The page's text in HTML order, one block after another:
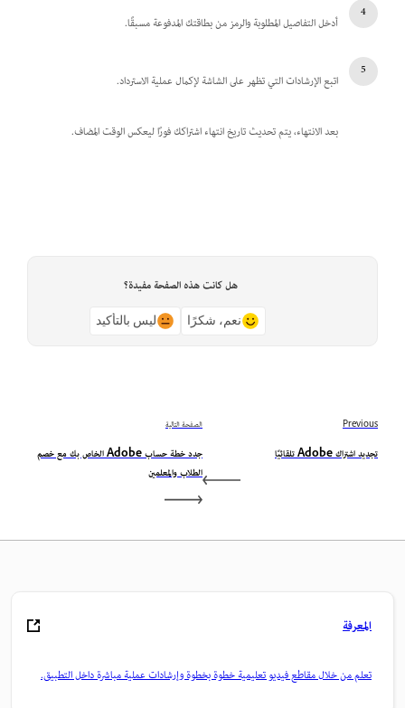
أدخل التفاصيل المطلوبة والرمز من بطاقتك المدفوعة مسبقًا.
اتبع الإرشادات التي تظهر على الشاشة لإكمال عملية الاسترداد.
بعد الانتهاء، يتم تحديث تاريخ انتهاء اشتراكك فورًا ليعكس الوقت المضاف.
هل كانت هذه الصفحة مفيدة؟
نعم، شكرًا ليس بالتأكيد
Previous
تجديد اشتراك Adobe تلقائيًا
الصفحة التالية
جدد خطة حساب Adobe الخاص بك مع خصم
الطلاب والمعلمين
المعرفة
تعلم من خلال مقاطع فيديو تعليمية خطوة بخطوة وإرشادات عملية مباشرة داخل التطبيق.